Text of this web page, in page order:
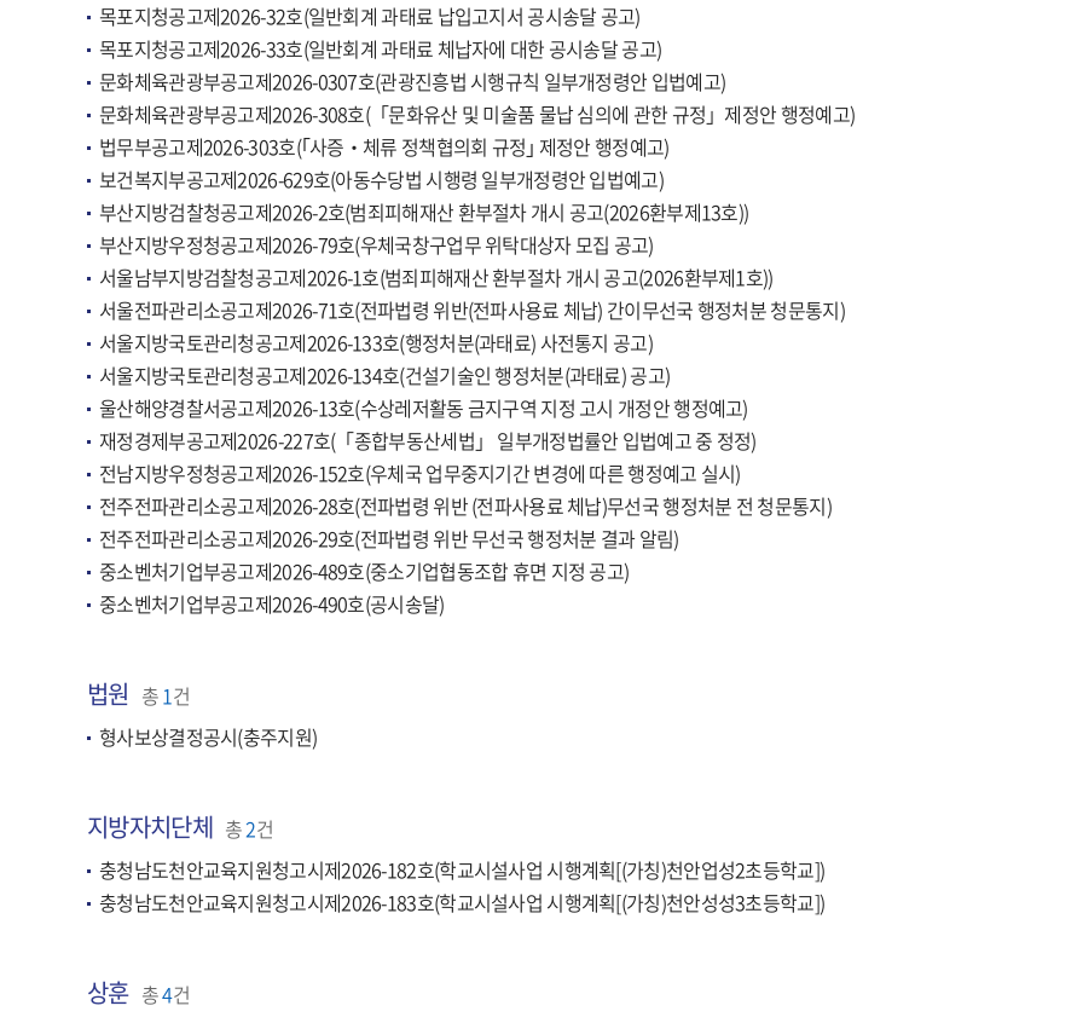
목포지청공고제2026-32호(일반회계 과태료 납입고지서 공시송달 공고)
목포지청공고제2026-33호(일반회계 과태료 체납자에 대한 공시송달 공고)
문화체육관광부공고제2026-0307호(관광진흥법 시행규칙 일부개정령안 입법예고)
문화체육관광부공고제2026-308호(「문화유산 및 미술품 물납 심의에 관한 규정」제정안 행정예고)
법무부공고제2026-303호(｢사증‧체류 정책협의회 규정｣ 제정안 행정예고)
보건복지부공고제2026-629호(아동수당법 시행령 일부개정령안 입법예고)
부산지방검찰청공고제2026-2호(범죄피해재산 환부절차 개시 공고(2026환부제13호))
부산지방우정청공고제2026-79호(우체국창구업무 위탁대상자 모집 공고)
서울남부지방검찰청공고제2026-1호(범죄피해재산 환부절차 개시 공고(2026환부제1호))
서울전파관리소공고제2026-71호(전파법령 위반(전파사용료 체납) 간이무선국 행정처분 청문통지)
서울지방국토관리청공고제2026-133호(행정처분(과태료) 사전통지 공고)
서울지방국토관리청공고제2026-134호(건설기술인 행정처분(과태료) 공고)
울산해양경찰서공고제2026-13호(수상레저활동 금지구역 지정 고시 개정안 행정예고)
재정경제부공고제2026-227호(「종합부동산세법」 일부개정법률안 입법예고 중 정정)
전남지방우정청공고제2026-152호(우체국 업무중지기간 변경에 따른 행정예고 실시)
전주전파관리소공고제2026-28호(전파법령 위반 (전파사용료 체납)무선국 행정처분 전 청문통지)
전주전파관리소공고제2026-29호(전파법령 위반 무선국 행정처분 결과 알림)
중소벤처기업부공고제2026-489호(중소기업협동조합 휴면 지정 공고)
중소벤처기업부공고제2026-490호(공시송달)
법원 총1건
형사보상결정공시(충주지원)
지방자치단체 총2건
충청남도천안교육지원청고시제2026-182호(학교시설사업 시행계획[(가칭)천안업성2초등학교])
충청남도천안교육지원청고시제2026-183호(학교시설사업 시행계획[(가칭)천안성성3초등학교])
상훈 총4건